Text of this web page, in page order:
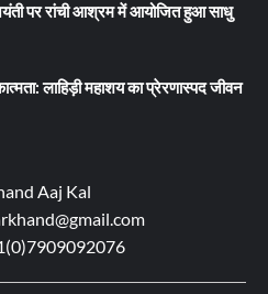
पर रांची आश्रम में आयोजित हुआ साधु
लाहिड़ी महाशय का प्रेरणास्पद जीवन
Aaj Kal